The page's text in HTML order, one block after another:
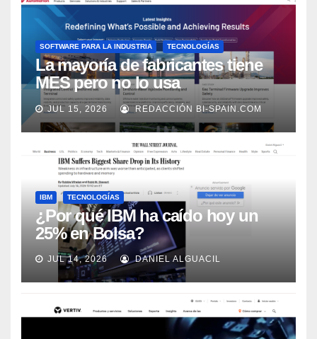
SOFTWARE PARA LA INDUSTRIA TECNOLOGÍAS
La mayoría de fabricantes tiene
MES pero no lo usa
adecuadamente, según Rockwell
Automation
JUL 15, 2026 REDACCIÓN BI-SPAIN.COM
IBM TECNOLOGÍAS
¿Por qué IBM ha caído hoy un
25% en Bolsa?
JUL 14, 2026 DANIEL ALGUACIL